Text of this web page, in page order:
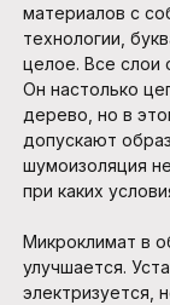
материалов с
технологии,
целое. Все слои
Он настолько
дерево, но в
допускают
шумоизоляция
при каких
Микроклимат в
улучшается.
электризуется,